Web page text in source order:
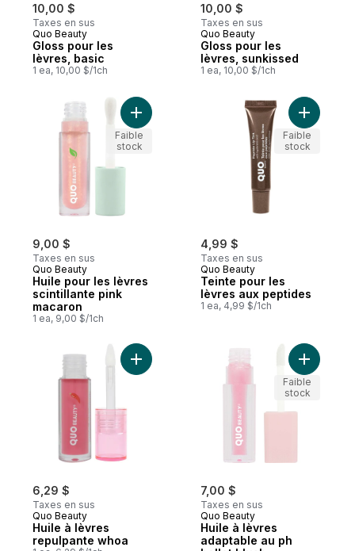
10,00 $
Taxes en sus
Quo Beauty
Gloss pour les
lèvres, basic
1 ea, 10,00 $/1ch
10,00 $
Taxes en sus
Quo Beauty
Gloss pour les
lèvres, sunkissed
1 ea, 10,00 $/1ch
9,00 $
Taxes en sus
Quo Beauty
Huile pour les lèvres
scintillante pink
macaron
1 ea, 9,00 $/1ch
Ajouter Huile pour les lèvres scintillante
Faible
stock
4,99 $
Taxes en sus
Quo Beauty
Teinte pour les
lèvres aux peptides
1 ea, 4,99 $/1ch
Ajouter
Faible
stock
6,29 $
Taxes en sus
Quo Beauty
Huile à lèvres
repulpante whoa
Ajouter Huile à lèvres repulpante whoa
7,00 $
Taxes en sus
Quo Beauty
Huile à lèvres
adaptable au ph
Ajouter
Faible
stock